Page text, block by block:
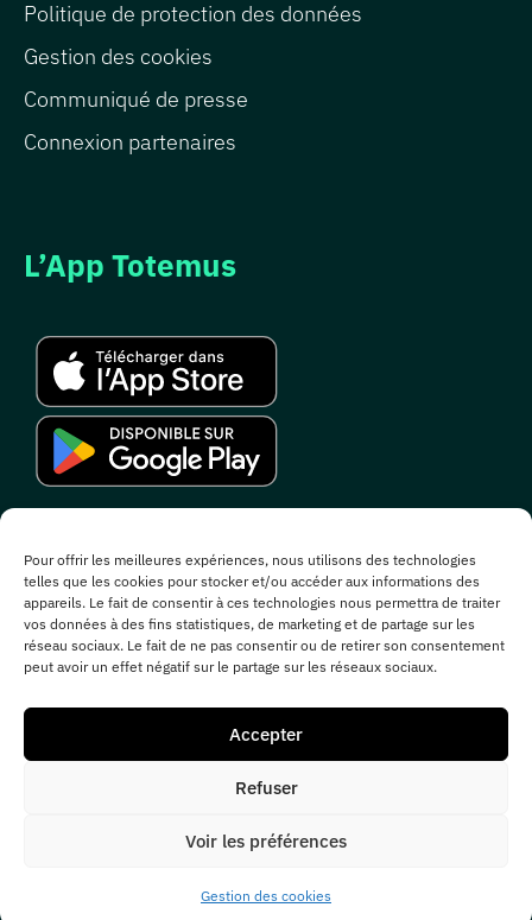
Pour offrir les meilleures expériences, nous utilisons des technologies
telles que les cookies pour stocker et/ou accéder aux informations des
appareils. Le fait de consentir à ces technologies nous permettra de traiter
vos données à des fins statistiques, de marketing et de partage sur les
réseau sociaux. Le fait de ne pas consentir ou de retirer son consentement
peut avoir un effet négatif sur le partage sur les réseaux sociaux.
Accepter
Refuser
Voir les préférences
Gestion des cookies
Politique de protection des données
Gestion des cookies
Communiqué de presse
Connexion partenaires
L’App Totemus
Rejoignez notre communauté
Les chasseurs de Totems